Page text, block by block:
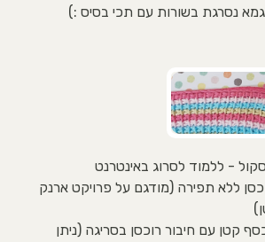
נסרגת בשורות עם תכי בסיס :)
- ללמוד לסרוג באינטרנט
ללא תפירה (מודגם על פרויקט ארנק
קטן עם חיבור רוכסן בסריגה (ניתן